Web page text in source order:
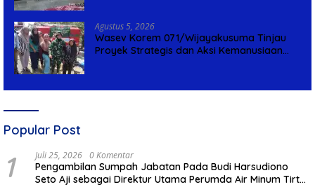
Agustus 5, 2026
Wasev Korem 071/Wijayakusuma Tinjau
Proyek Strategis dan Aksi Kemanusiaan
Popular Post
1 Juli 25, 2026 0 Komentar
Pengambilan Sumpah Jabatan Pada Budi Harsudiono
Seto Aji sebagai Direktur Utama Perumda Air Minum Tirta